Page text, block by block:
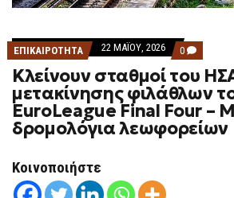
ΕΠΙΚΑΙΡΟΤΗΤΑ 22 ΜΑΪ́ΟΥ, 2026 0 COMMENTS
ON
ΚΛΕΊΝΟΥΝ
ΣΤΑΘΜΟΊ
ΤΟΥ
ΗΣΑΠ
ΛΌΓΩ
Κλείνουν σταθμοί του
μετακίνησης φιλάθλων
EuroLeague Final Four –
δρομολόγια λεωφορείων
Κοινοποιήστε